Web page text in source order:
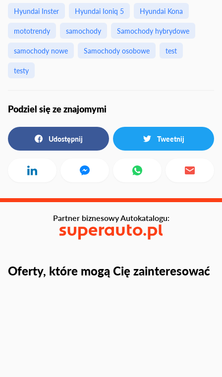
Hyundai Inster
Hyundai Ioniq 5
Hyundai Kona
mototrendy
samochody
Samochody hybrydowe
samochody nowe
Samochody osobowe
test
testy
Podziel się ze znajomymi
Udostępnij Tweetnij
Oferty, które mogą Cię zainteresować
Partner biznesowy Autokatalogu: